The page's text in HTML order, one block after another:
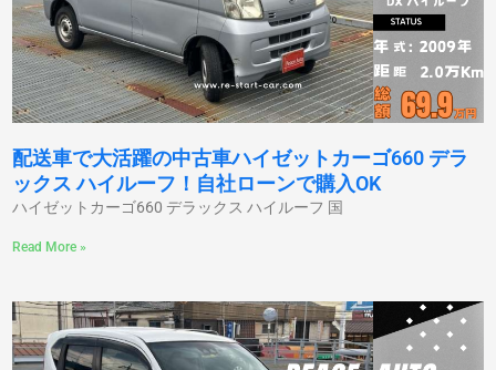
配送車で大活躍の中古車ハイゼットカーゴ660 デラ
ックス ハイルーフ！自社ローンで購入OK
ハイゼットカーゴ660 デラックス ハイルーフ 国
Read More »